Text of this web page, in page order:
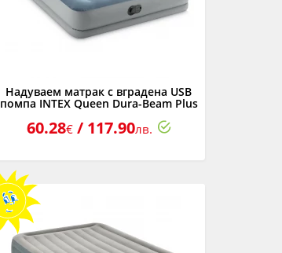
Надуваем матрак с вградена USB
помпа INTEX Queen Dura-Beam Plus
60.28€/ 117.90лв.